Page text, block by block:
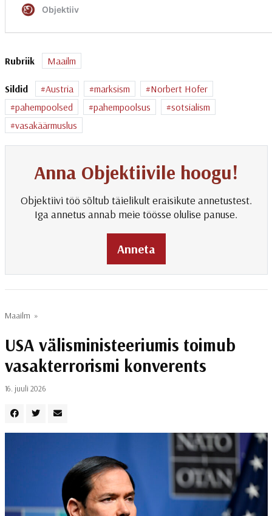
Rubriik Maailm
Sildid Austria marksism
Norbert Hofer
pahempoolsed
pahempoolsus
sotsialism
vasakäärmuslus
Anna Objektiivile hoogu!
Objektiivi töö sõltub täielikult eraisikute annetustest.
Iga annetus annab meie töösse olulise panuse.
Anneta
Maailm »
USA välisministeeriumis toimub
vasakterrorismi konverents
16. juuli 2026